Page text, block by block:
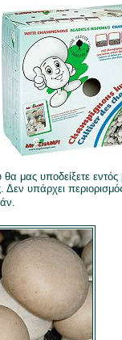
μας υποδείξετε εντός
υπάρχει